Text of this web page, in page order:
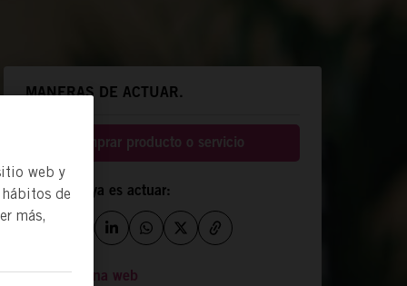
MANERAS DE ACTUAR.
Comprar producto o servicio
Compartir ya es actuar:
Ir a la página web
web y
de
más,